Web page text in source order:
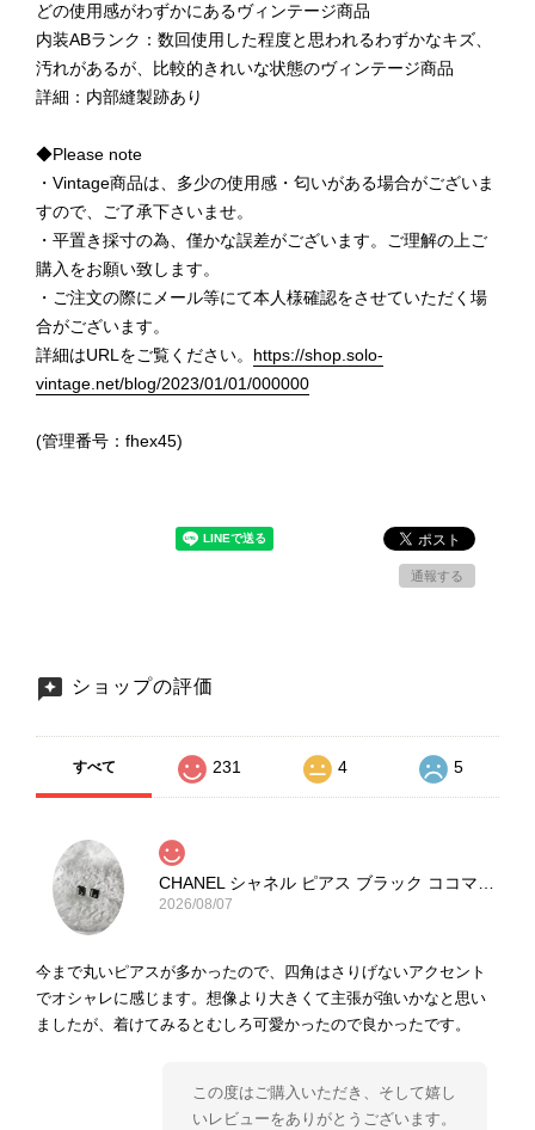
どの使用感がわずかにあるヴィンテージ商品
内装ABランク：数回使用した程度と思われるわずかなキズ、
汚れがあるが、比較的きれいな状態のヴィンテージ商品
詳細：内部縫製跡あり
◆Please note
・Vintage商品は、多少の使用感・匂いがある場合がございま
すので、ご了承下さいませ。
・平置き採寸の為、僅かな誤差がございます。ご理解の上ご
購入をお願い致します。
・ご注文の際にメール等にて本人様確認をさせていただく場
合がございます。
詳細はURLをご覧ください。 https://shop.solo-
vintage.net/blog/2023/01/01/000000
(管理番号：fhex45)
通報する
ショップの評価
すべて 231 4 5
CHANEL シャネル ピアス ブラック ココマーク ストーン vintage ヴィンテージ オールド yg33jb
2026/08/07
今まで丸いピアスが多かったので、四角はさりげないアクセント
でオシャレに感じます。想像より大きくて主張が強いかなと思い
ましたが、着けてみるとむしろ可愛かったので良かったです。
この度はご購入いただき、そして嬉し
いレビューをありがとうございます。